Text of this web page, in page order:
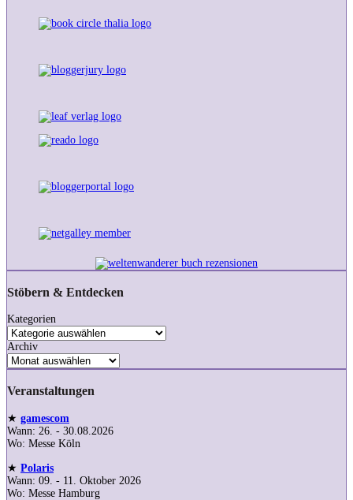
Stöbern & Entdecken
Kategorien
Archiv
Veranstaltungen
★ gamescom
Wann: 26. - 30.08.2026
Wo: Messe Köln
★ Polaris
Wann: 09. - 11. Oktober 2026
Wo: Messe Hamburg